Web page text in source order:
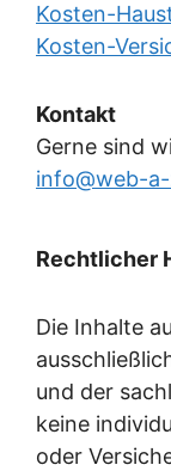
Kosten-
Kosten-
Kontakt
Gerne sind
info@web-
Rechtlicher
Die Inhalte
und der
keine
oder